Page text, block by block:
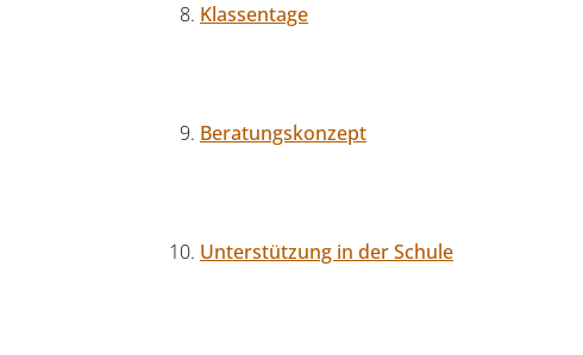
Klassentage
Beratungskonzept
Unterstützung in der Schule